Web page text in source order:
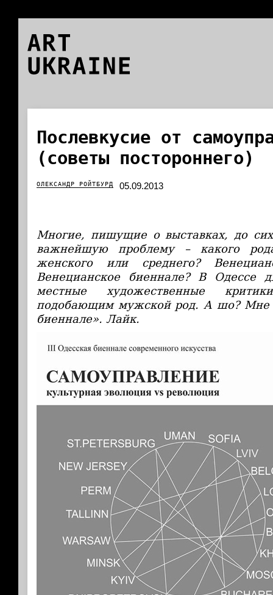
ART
UKRAINE
Послевкусие от
(советы постороннего)
ОЛЕКСАНДР РОЙТБУРД 05.09.2013
Многие, пишущие о выставках, до
важнейшую проблему – какого
женского или среднего?
Венецианское биеннале? В Одессе
местные художественные
подобающим мужской род. А шо? Мне
биеннале». Лайк.